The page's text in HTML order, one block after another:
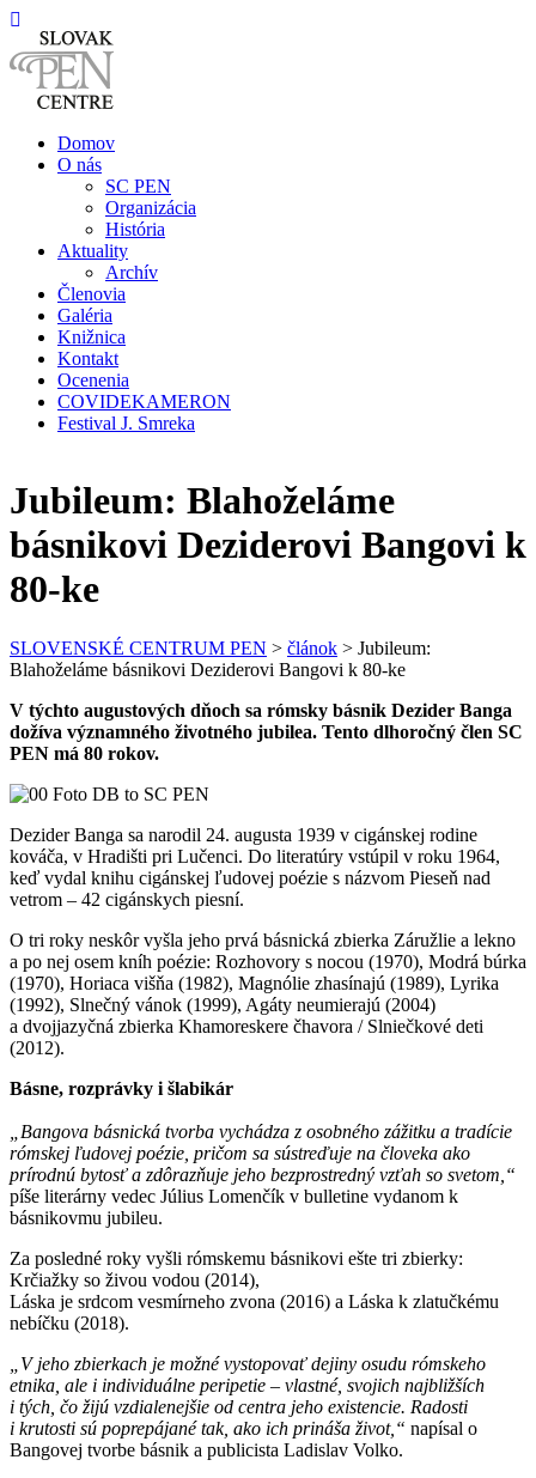
Domov
O nás
SC PEN
Organizácia
História
Aktuality
Archív
Členovia
Galéria
Knižnica
Kontakt
Ocenenia
COVIDEKAMERON
Festival J. Smreka
Jubileum: Blahoželáme
básnikovi Deziderovi Bangovi k
80-ke
SLOVENSKÉ CENTRUM PEN > článok > Jubileum:
Blahoželáme básnikovi Deziderovi Bangovi k 80-ke
V týchto augustových dňoch sa rómsky básnik Dezider Banga
dožíva významného životného jubilea. Tento dlhoročný člen SC
PEN má 80 rokov.
Dezider Banga sa narodil 24. augusta 1939 v cigánskej rodine
kováča, v Hradišti pri Lučenci. Do literatúry vstúpil v roku 1964,
keď vydal knihu cigánskej ľudovej poézie s názvom Pieseň nad
vetrom – 42 cigánskych piesní.
O tri roky neskôr vyšla jeho prvá básnická zbierka Záružlie a lekno
a po nej osem kníh poézie: Rozhovory s nocou (1970), Modrá búrka
(1970), Horiaca višňa (1982), Magnólie zhasínajú (1989), Lyrika
(1992), Slnečný vánok (1999), Agáty neumierajú (2004)
a dvojjazyčná zbierka Khamoreskere čhavora / Slniečkové deti
(2012).
Básne, rozprávky i šlabikár
„Bangova básnická tvorba vychádza z osobného zážitku a tradície
rómskej ľudovej poézie, pričom sa sústreďuje na človeka ako
prírodnú bytosť a zdôrazňuje jeho bezprostredný vzťah so svetom,“
píše literárny vedec Július Lomenčík v bulletine vydanom k
básnikovmu jubileu.
Za posledné roky vyšli rómskemu básnikovi ešte tri zbierky:
Krčiažky so živou vodou (2014),
Láska je srdcom vesmírneho zvona (2016) a Láska k zlatučkému
nebíčku (2018).
„V jeho zbierkach je možné vystopovať dejiny osudu rómskeho
etnika, ale i individuálne peripetie – vlastné, svojich najbližších
i tých, čo žijú vzdialenejšie od centra jeho existencie. Radosti
i krutosti sú poprepájané tak, ako ich prináša život,“ napísal o
Bangovej tvorbe básnik a publicista Ladislav Volko.